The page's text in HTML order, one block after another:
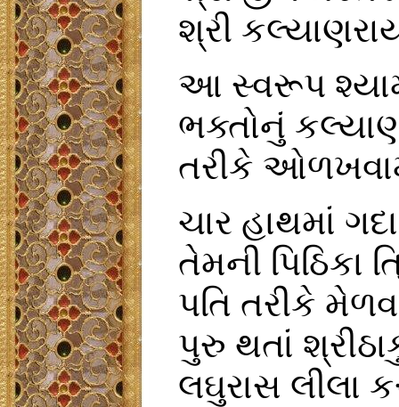
શ્રી
આ સ્વરૂપ
ભક્તોનું
તરીકે
ચાર હાથમાં
તેમની પિઠિકા
પતિ તરીકે
પુરુ થતાં
લઘુરાસ લીલા